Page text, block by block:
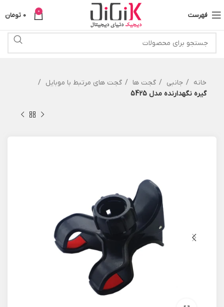
فهرست 0
0 تومان
خانه جانبی گجت ها
گجت های مرتبط با موبایل
گیره نگهدارنده مدل 5425